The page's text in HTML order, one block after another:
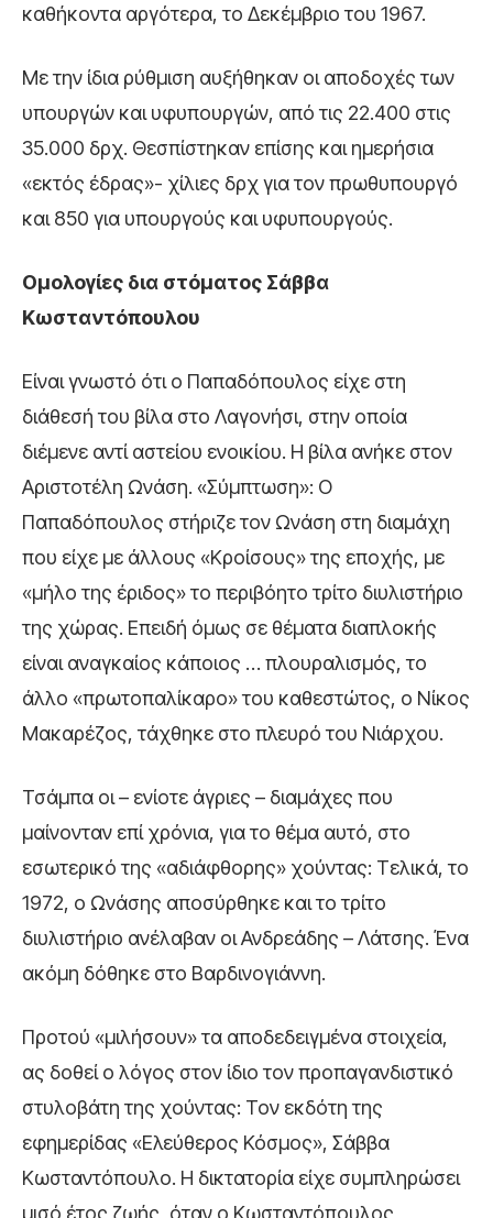
καθήκοντα αργότερα, το Δεκέμβριο του 1967.
Με την ίδια ρύθμιση αυξήθηκαν οι αποδοχές των
υπουργών και υφυπουργών, από τις 22.400 στις
35.000 δρχ. Θεσπίστηκαν επίσης και ημερήσια
«εκτός έδρας»- χίλιες δρχ για τον πρωθυπουργό
και 850 για υπουργούς και υφυπουργούς.
Ομολογίες δια στόματος Σάββα
Κωσταντόπουλου
Είναι γνωστό ότι ο Παπαδόπουλος είχε στη
διάθεσή του βίλα στο Λαγονήσι, στην οποία
διέμενε αντί αστείου ενοικίου. Η βίλα ανήκε στον
Αριστοτέλη Ωνάση. «Σύμπτωση»: Ο
Παπαδόπουλος στήριζε τον Ωνάση στη διαμάχη
που είχε με άλλους «Κροίσους» της εποχής, με
«μήλο της έριδος» το περιβόητο τρίτο διυλιστήριο
της χώρας. Επειδή όμως σε θέματα διαπλοκής
είναι αναγκαίος κάποιος … πλουραλισμός, το
άλλο «πρωτοπαλίκαρο» του καθεστώτος, ο Νίκος
Μακαρέζος, τάχθηκε στο πλευρό του Νιάρχου.
Τσάμπα οι – ενίοτε άγριες – διαμάχες που
μαίνονταν επί χρόνια, για το θέμα αυτό, στο
εσωτερικό της «αδιάφθορης» χούντας: Τελικά, το
1972, ο Ωνάσης αποσύρθηκε και το τρίτο
διυλιστήριο ανέλαβαν οι Ανδρεάδης – Λάτσης. Ένα
ακόμη δόθηκε στο Βαρδινογιάννη.
Προτού «μιλήσουν» τα αποδεδειγμένα στοιχεία,
ας δοθεί ο λόγος στον ίδιο τον προπαγανδιστικό
στυλοβάτη της χούντας: Τον εκδότη της
εφημερίδας «Ελεύθερος Κόσμος», Σάββα
Κωσταντόπουλο. Η δικτατορία είχε συμπληρώσει